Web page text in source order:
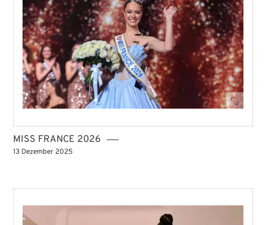
MISS FRANCE 2026
13 Dezember 2025